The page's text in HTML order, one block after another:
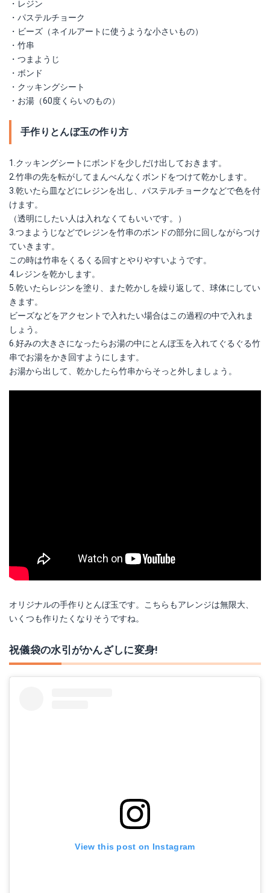
・レジン
・パステルチョーク
・ビーズ（ネイルアートに使うような小さいもの）
・竹串
・つまようじ
・ボンド
・クッキングシート
・お湯（60度くらいのもの）
手作りとんぼ玉の作り方
1.クッキングシートにボンドを少しだけ出しておきます。
2.竹串の先を転がしてまんべんなくボンドをつけて乾かします。
3.乾いたら皿などにレジンを出し、パステルチョークなどで色を付
けます。
（透明にしたい人は入れなくてもいいです。）
3.つまようじなどでレジンを竹串のボンドの部分に回しながらつけ
ていきます。
この時は竹串をくるくる回すとやりやすいようです。
4.レジンを乾かします。
5.乾いたらレジンを塗り、また乾かしを繰り返して、球体にしてい
きます。
ビーズなどをアクセントで入れたい場合はこの過程の中で入れま
しょう。
6.好みの大きさになったらお湯の中にとんぼ玉を入れてぐるぐる竹
串でお湯をかき回すようにします。
お湯から出して、乾かしたら竹串からそっと外しましょう。
オリジナルの手作りとんぼ玉です。こちらもアレンジは無限大、
いくつも作りたくなりそうですね。
祝儀袋の水引がかんざしに変身!
View this post on Instagram